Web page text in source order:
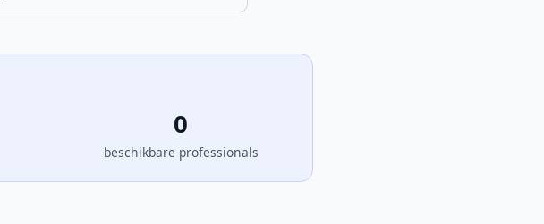
0
beschikbare professionals